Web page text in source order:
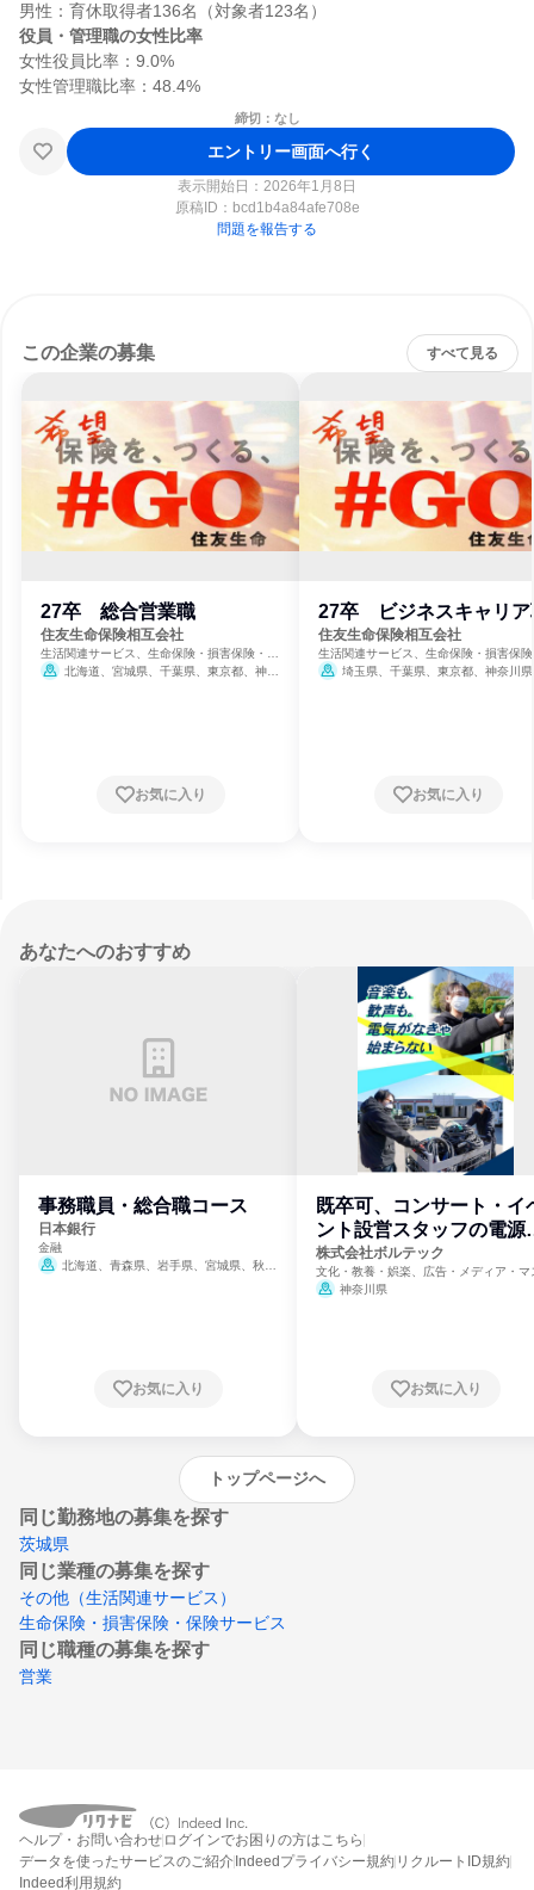
役員・管理職の女性比率
女性役員比率：9.0%
締切：なし
エントリー画面へ行く
表示開始日：2026年1月8日
原稿ID： bcd1b4a84afe708e
問題を報告する
この企業の募集 すべて見る
27卒 総合営業職
住友生命保険相互会社
生活関連サービス、生命保険・損害保険・保
険サービス
北海道、宮城県、千葉県、東京都、神奈
お気に入り
27卒 ビジネスキャリア
住友生命保険相互会社
生活関連サービス、生命保険・損害保
険サービス
埼玉県、千葉県、東京都、神奈川
お気に入り
あなたへのおすすめ
事務職員・総合職コース
日本銀行
金融
北海道、青森県、岩手県、宮城県、秋田
崎県、熊本県、大分県、宮崎県、鹿児島県、
お気に入り
既卒可、コンサート・イ
ント設営スタッフの電源
門
株式会社ボルテック
文化・教養・娯楽、広告・メディア・マ
ミ、電力・ガス・水道・エネルギー
神奈川県
お気に入り
トップページへ
同じ勤務地の募集を探す
茨城県
同じ業種の募集を探す
その他（生活関連サービス）
生命保険・損害保険・保険サービス
同じ職種の募集を探す
営業
ヘルプ・お問い合わせ ログインでお困りの方はこちら
データを使ったサービスのご紹介Indeedプライバシー規約 リクルートID規約
Indeed利用規約